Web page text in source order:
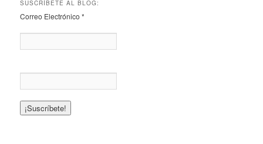
SUSCRÍBETE AL BLOG:
Correo Electrónico*